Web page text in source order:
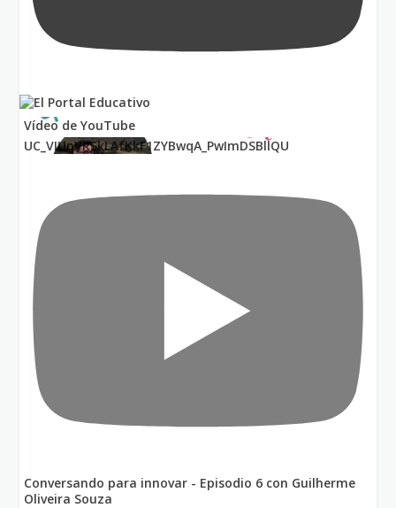
Vídeo de YouTube
UC_VIUnVRSkLAfKkF1ZYBwqA_PwImDSBllQU
Conversando para innovar - Episodio 6 con Guilherme
Oliveira Souza